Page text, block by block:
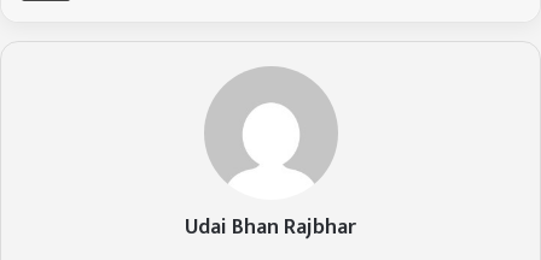
Udai Bhan Rajbhar